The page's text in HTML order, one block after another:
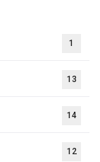
1
13
14
12